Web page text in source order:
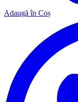
Adaugă în Coș